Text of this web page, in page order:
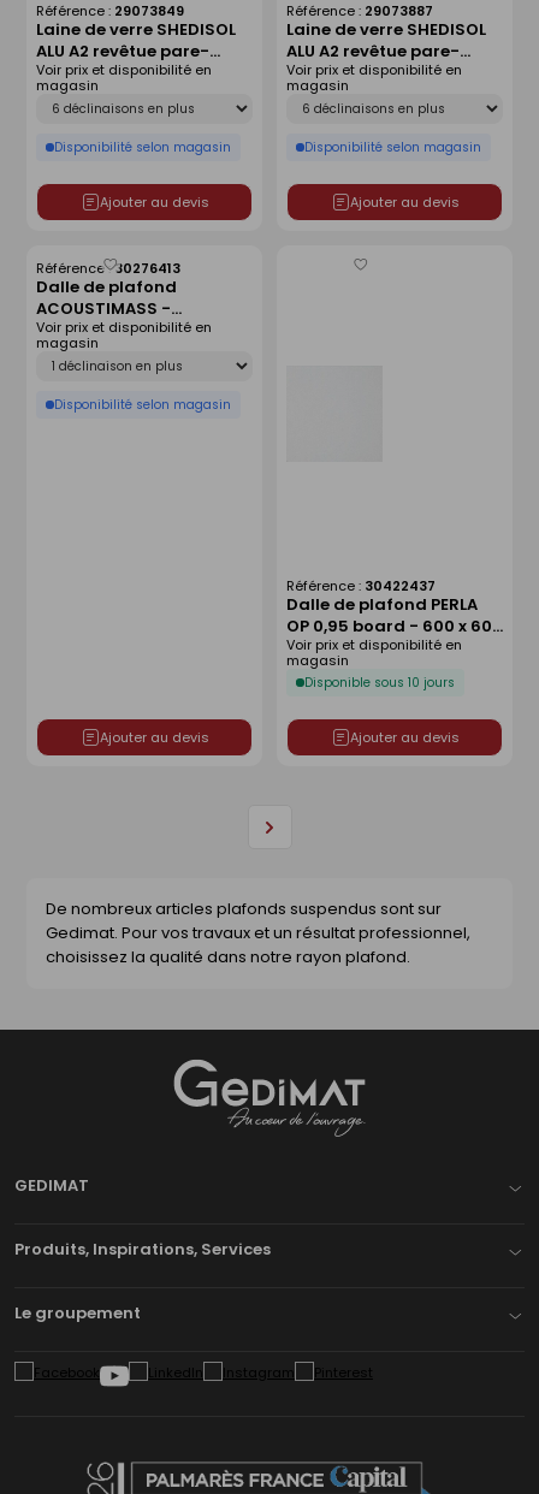
Laine de verre SHEDISOL
ALU A2 revêtue pare-
vapeur - 1,50x1m
Ep.50mm - R=1,55m².K/W.
Référence : 29073849
Déclinaison
Disponibilité selon magasin
Voir prix et disponibilité en
magasin
Ajouter au devis
Laine de verre SHEDISOL
ALU A2 revêtue pare-
vapeur - 1,50x1m
Ep.80mm - R=2,25m².K/W.
Référence : 29073887
Déclinaison
Disponibilité selon magasin
Voir prix et disponibilité en
magasin
Ajouter au devis
Dalle de plafond
ACOUSTIMASS -
1200x1000x80mm
Référence :30276413
Déclinaison
Disponibilité selon magasin
Voir prix et disponibilité en
magasin
Ajouter au devis
Enregistrer
comme
liste
Dalle de plafond PERLA
OP 0,95 board - 600 x 600
x 15 mm
Référence : 30422437
Disponible sous 10 jours
Voir prix et disponibilité en
magasin
Ajouter au devis
Enregistrer
Page
De nombreux articles plafonds suspendus sont sur
Gedimat. Pour vos travaux et un résultat professionnel,
choisissez la qualité dans notre rayon plafond.
GEDIMAT
Produits, Inspirations, Services
Le groupement